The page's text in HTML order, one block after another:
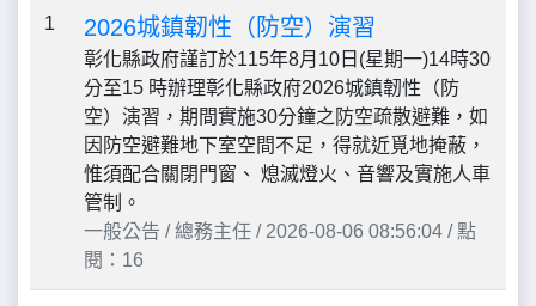
1 2026城鎮韌性（防空）演習
彰化縣政府謹訂於115年8月10日(星期一)14時30
分至15 時辦理彰化縣政府2026城鎮韌性（防
空）演習，期間實施30分鐘之防空疏散避難，如
因防空避難地下室空間不足，得就近覓地掩蔽，
惟須配合關閉門窗、 熄滅燈火、音響及實施人車
管制。
一般公告 / 總務主任 / 2026-08-06 08:56:04 / 點
閱：16